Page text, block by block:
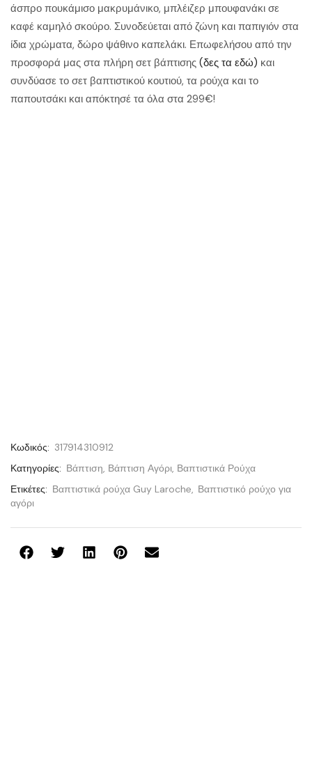
άσπρο πουκάμισο μακρυμάνικο, μπλέιζερ μπουφανάκι σε
καφέ καμηλό σκούρο. Συνοδεύεται από ζώνη και παπιγιόν στα
ίδια χρώματα, δώρο ψάθινο καπελάκι. Επωφελήσου από την
προσφορά μας στα πλήρη σετ βάπτισης (δες τα εδώ) και
συνδύασε το σετ βαπτιστικού κουτιού, τα ρούχα και το
παπουτσάκι και απόκτησέ τα όλα στα 299€!
Κωδικός: 317914310912
Κατηγορίες: Βάπτιση, Βάπτιση Αγόρι, Βαπτιστικά Ρούχα
Ετικέτες: Βαπτιστικά ρούχα Guy Laroche, Βαπτιστικό ρούχο για
αγόρι